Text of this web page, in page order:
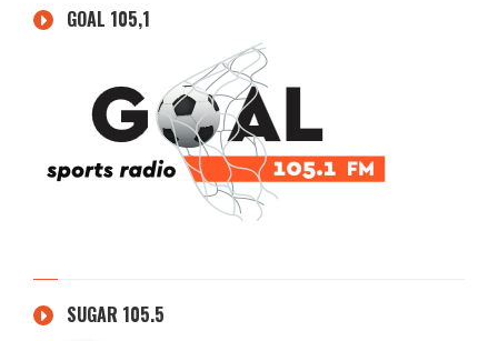
GOAL 105,1
SUGAR 105.5